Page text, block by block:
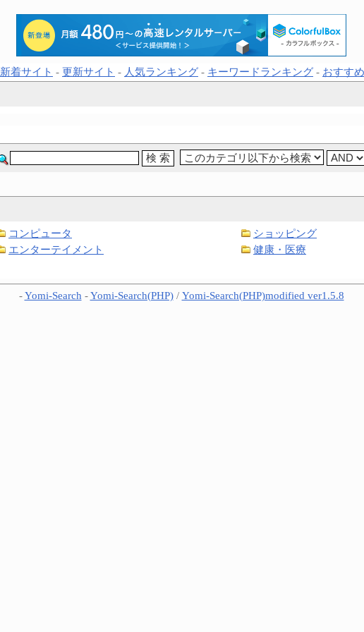
新着サイト - 更新サイト - 人気ランキング - キーワードランキング - おすす
コンピュータ ショッピング
エンターテイメント 健康・医療
-Yomi-Search -Yomi-Search(PHP)/ Yomi-Search(PHP)modified ver1.5.8